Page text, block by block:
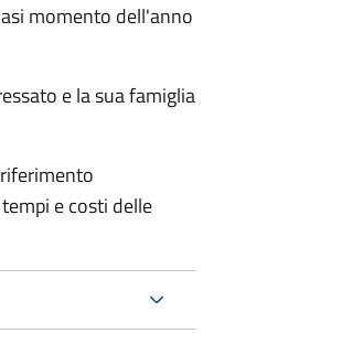
momento dell'anno
e la sua famiglia
e costi delle